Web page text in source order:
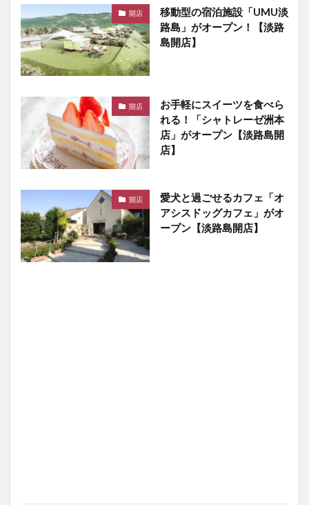
開店
移動型の宿泊施設「UMU淡
路島」がオープン！【淡路
島開店】
開店
お手軽にスイーツを食べら
れる！「シャトレーゼ洲本
店」がオープン【淡路島開
店】
開店
愛犬と過ごせるカフェ「オ
アシスドッグカフェ」がオ
ープン【淡路島開店】